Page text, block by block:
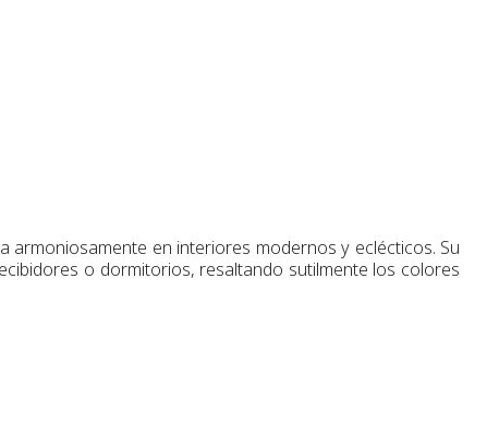
en interiores modernos y eclécticos. Su
o dormitorios, resaltando sutilmente los colores